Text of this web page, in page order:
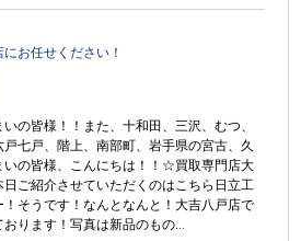
お任せください！
の皆様！！また、十和田、三沢、むつ、
七戸、階上、南部町、岩手県の宮古、久
いの皆様、こんにちは！！☆買取専門店大
ご紹介させていただくのはこちら日立工
そうです！なんとなんと！大吉八戸店で
ります！写真は新品のもの...